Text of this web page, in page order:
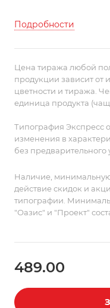
Подробности
Цена тиража любой
продукции зависит от
цветности и тиража.
единица продукта
Типография Экспресс
изменения в
без предварительного
Наличие, минимальную
действие скидок и
типографии.
"Оазис" и "Проект"
489.00